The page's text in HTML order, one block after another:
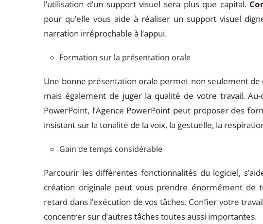
l’utilisation d’un support visuel sera plus que capital.
pour qu’elle vous aide à réaliser un support visuel
narration irréprochable à l’appui.
Formation sur la présentation orale
Une bonne présentation orale permet non seulement de
mais également de juger la qualité de votre travail.
PowerPoint, l’Agence PowerPoint peut proposer des
insistant sur la tonalité de la voix, la gestuelle, la
Gain de temps considérable
Parcourir les différentes fonctionnalités du logiciel,
création originale peut vous prendre énormément de
retard dans l’exécution de vos tâches. Confier votre
concentrer sur d’autres tâches toutes aussi importantes.